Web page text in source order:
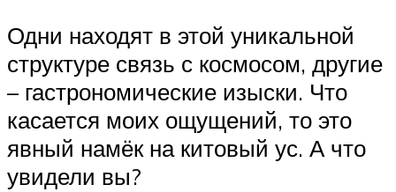
Одни находят в этой уникальной
структуре связь с космосом, другие
– гастрономические изыски. Что
касается моих ощущений, то это
явный намёк на китовый ус. А что
увидели вы?